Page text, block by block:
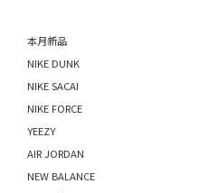
本月新品
NIKE DUNK
NIKE SACAI
NIKE FORCE
YEEZY
AIR JORDAN
NEW BALANCE